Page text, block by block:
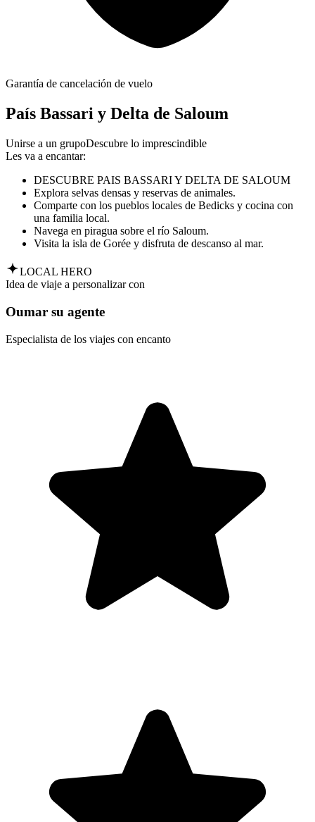
Garantía de cancelación de vuelo
País Bassari y Delta de Saloum
Unirse a un grupoDescubre lo imprescindible
Les va a encantar:
DESCUBRE PAIS BASSARI Y DELTA DE SALOUM
Explora selvas densas y reservas de animales.
Comparte con los pueblos locales de Bedicks y cocina con
una familia local.
Navega en piragua sobre el río Saloum.
Visita la isla de Gorée y disfruta de descanso al mar.
LOCAL HERO
Idea de viaje a personalizar con
Oumar su agente
Especialista de los viajes con encanto